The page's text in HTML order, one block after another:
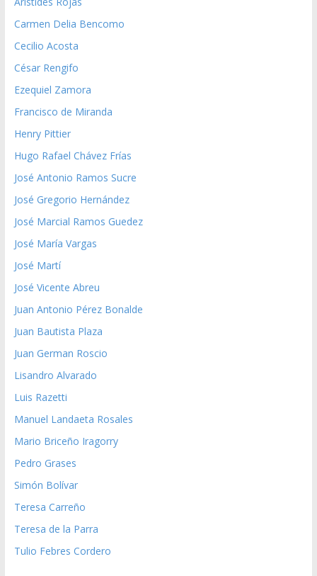
Carmen Delia Bencomo
Cecilio Acosta
César Rengifo
Ezequiel Zamora
Francisco de Miranda
Henry Pittier
Hugo Rafael Chávez Frías
José Antonio Ramos Sucre
José Gregorio Hernández
José Marcial Ramos Guedez
José María Vargas
José Martí
José Vicente Abreu
Juan Antonio Pérez Bonalde
Juan Bautista Plaza
Juan German Roscio
Lisandro Alvarado
Luis Razetti
Manuel Landaeta Rosales
Mario Briceño Iragorry
Pedro Grases
Simón Bolívar
Teresa Carreño
Teresa de la Parra
Tulio Febres Cordero